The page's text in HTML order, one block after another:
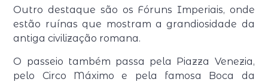
Outro destaque são os Fóruns Imperiais, onde
estão ruínas que mostram a grandiosidade da
antiga civilização romana.
O passeio também passa pela Piazza Venezia,
pelo Circo Máximo e pela famosa Boca da